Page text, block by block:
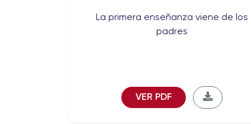
La primera enseñanza viene de los
padres
VER PDF